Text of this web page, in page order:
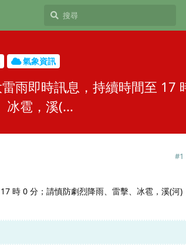
氣象資訊
雨即時訊息，持續時間至 17
冰雹，溪(...
#1
時 0 分；請慎防劇烈降雨、雷擊、冰雹，溪(河)